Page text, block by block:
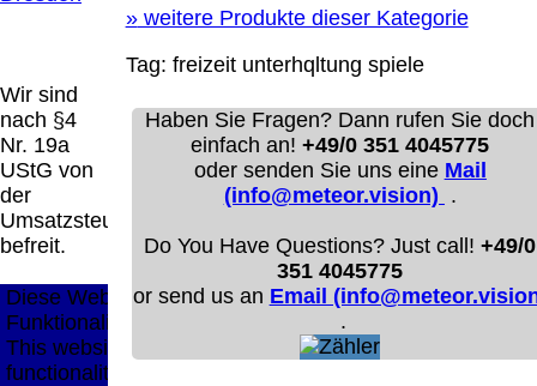
Wir sind
nach §4
Nr. 19a
UStG von
der
Umsatzsteuer
befreit.
»weitere Produkte dieser Kategorie
Tag: freizeitunterhqltung spiele
Haben Sie Fragen? Dann rufen Sie doch
einfach an!+49/0 351 4045775
oder senden Sie uns eine Mail
(info@meteor.vision) .
Do You Have Questions? Just call!+49/0
351 4045775
or send us an Email
.
Homepage angebrachten Links.
Die Europäische Kommission stellt eine
Plattform zur Online-Streitbeilegung (OS)
bereit. Die Plattform finden Sie unter
http://ec.europa.eu/consumers/odr/Unsere E-
Mailadresse lautet:info@meteor.vision.
Seitenanfang
Impressum AGB Widerruf
Datenschutz
Urheberrechte Kontakt Links
Katalog (PDF)
Sitemap
große Anzeige Schließen X
Diese Website nutzt Cookies, um bestmögliche
Funktionalität bieten zu können.
This website uses cookies to provide the best possible
functionality.